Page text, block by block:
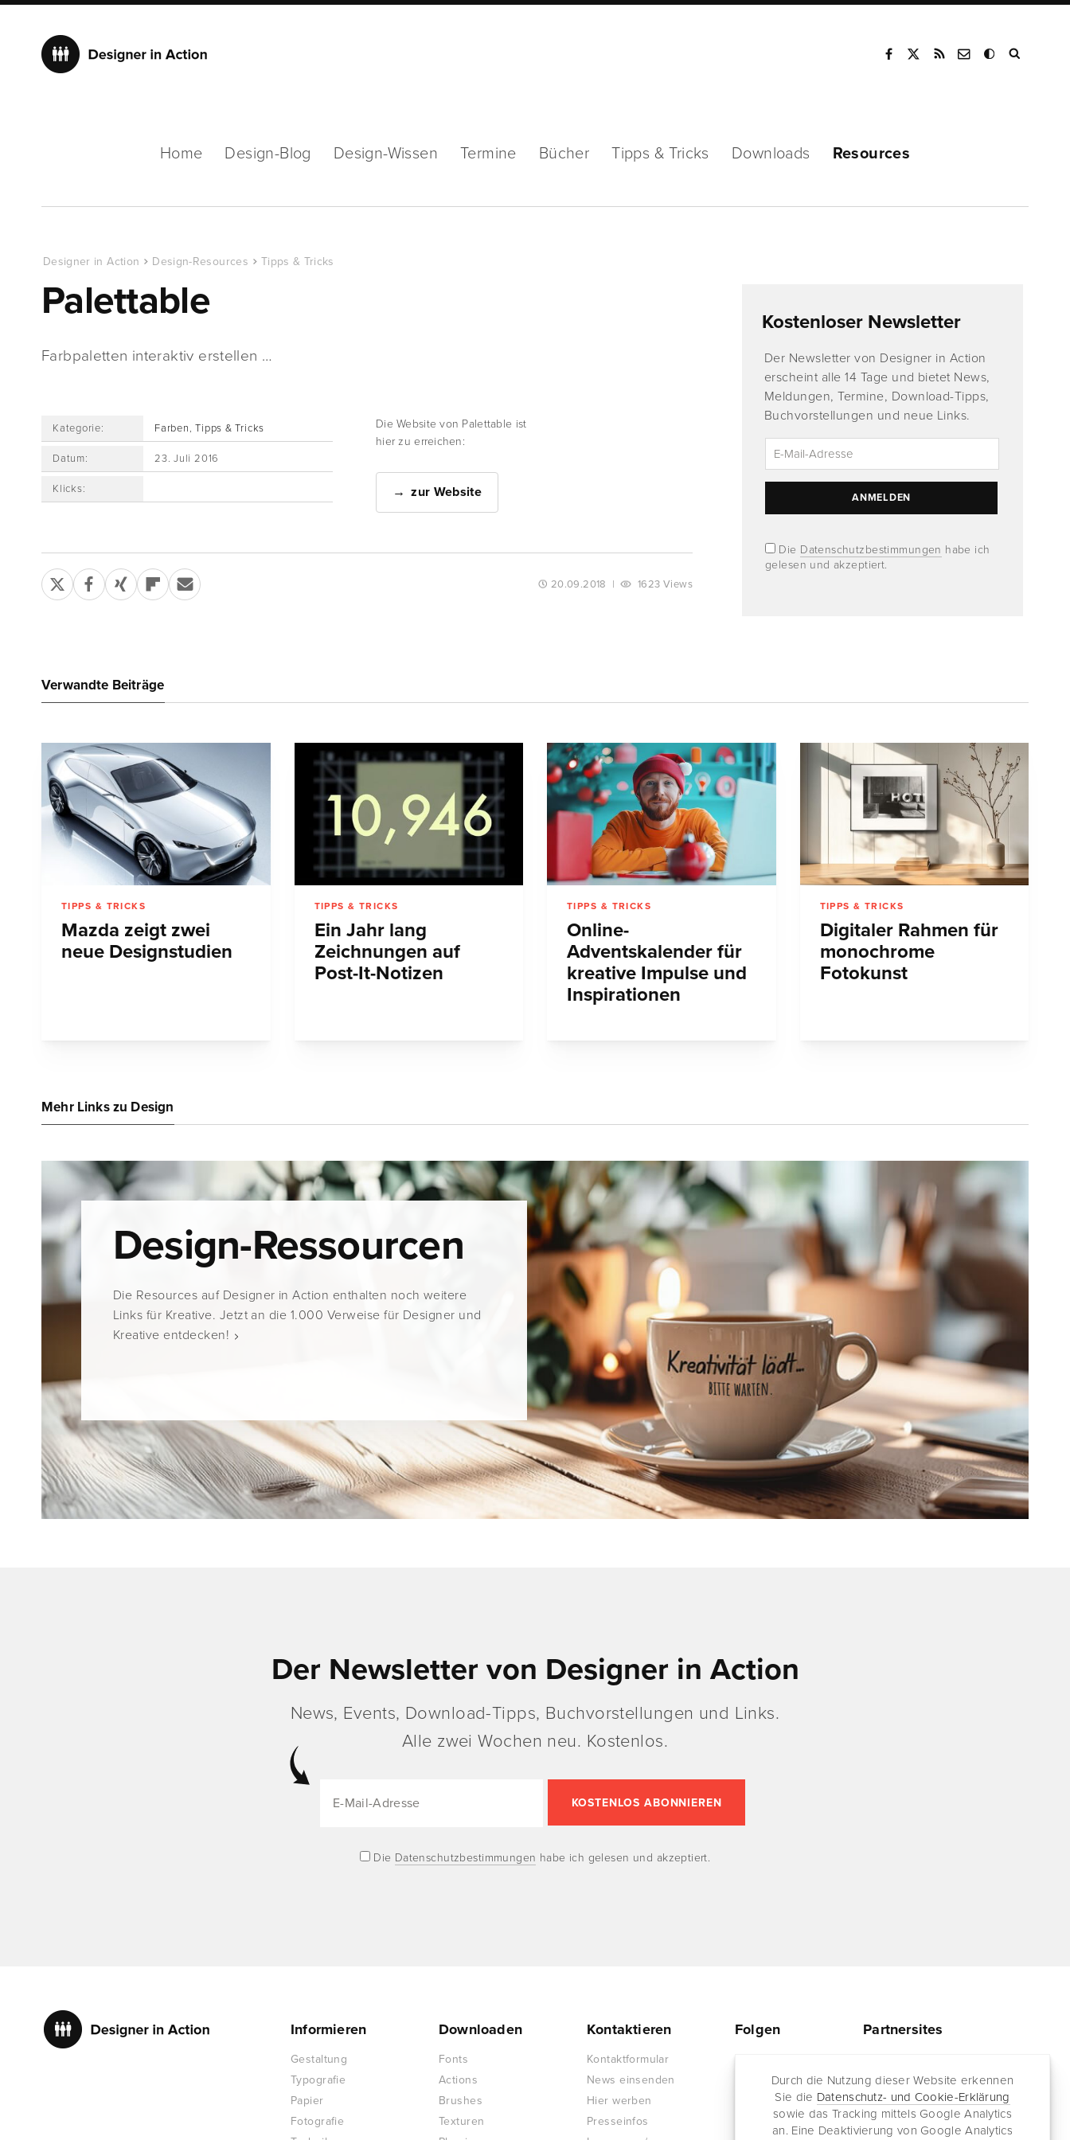
Durch die Nutzung dieser Website erkennen
Sie die Datenschutz- und Cookie-Erklärung
sowie das Tracking mittels Google Analytics
an. Eine Deaktivierung von Google Analytics
Home Design-Blog Design-Wissen Termine Bücher Tipps & Tricks Downloads Resources
Designer in Action Design-Resources Tipps & Tricks
Palettable
Farbpaletten interaktiv erstellen …
Kategorie: Farben,Tipps & Tricks
Datum: 23. Juli 2016
Klicks:
Die Website von Palettable ist
hier zu erreichen:
zur Website
20.09.2018 | 1623 Views
Kostenloser Newsletter
Der Newsletter von Designer in Action
erscheint alle 14 Tage und bietet News,
Meldungen, Termine, Download-Tipps,
Buchvorstellungen und neue Links.
Die Datenschutzbestimmungen habe ich
gelesen und akzeptiert.
Verwandte Beiträge
TIPPS & TRICKS
Mazda zeigt zwei
neue Designstudien
TIPPS & TRICKS
Ein Jahr lang
Zeichnungen auf
Post-It-Notizen
TIPPS & TRICKS
Online-
Adventskalender für
kreative Impulse und
Inspirationen
TIPPS & TRICKS
Digitaler Rahmen für
monochrome
Fotokunst
Mehr Links zu Design
Design-Ressourcen
Die Resources auf Designer in Action enthalten noch weitere
Links für Kreative. Jetzt an die 1.000 Verweise für Designer und
Kreative entdecken!
Der Newsletter von Designer in Action
News, Events, Download-Tipps, Buchvorstellungen und Links.
Alle zwei Wochen neu. Kostenlos.
Die Datenschutzbestimmungen habe ich gelesen und akzeptiert.
Informieren
Gestaltung
Typografie
Papier
Fotografie
Downloaden
Fonts
Actions
Brushes
Texturen
Kontaktieren
Kontaktformular
News einsenden
Hier werben
Presseinfos
Folgen
Facebook
RSS-Feed
Newsletter
Partnersites
Jazz for me